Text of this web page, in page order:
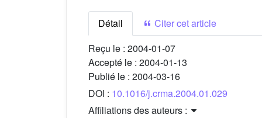
Détail
Citer cet article
Reçu le : 2004-01-07
Accepté le : 2004-01-13
Publié le : 2004-03-16
DOI : 10.1016/j.crma.2004.01.029
Affiliations des auteurs :